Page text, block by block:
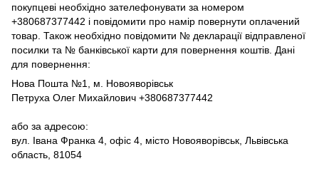
покупцеві необхідно зателефонувати за номером
+380687377442 і повідомити про намір повернути оплачений
товар. Також необхідно повідомити № декларації відправленої
посилки та № банківської карти для повернення коштів. Дані
для повернення:
Нова Пошта №1, м. Новояворівськ
Петруха Олег Михайлович +380687377442
або за адресою:
вул. Івана Франка 4, офіс 4, місто Новояворівськ, Львівська
область, 81054